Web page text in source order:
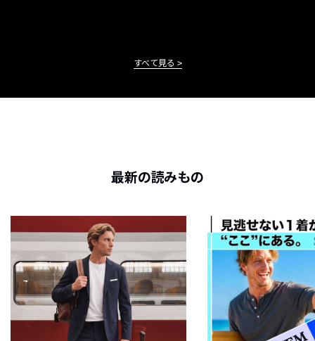
すべて見る
最新の読みもの